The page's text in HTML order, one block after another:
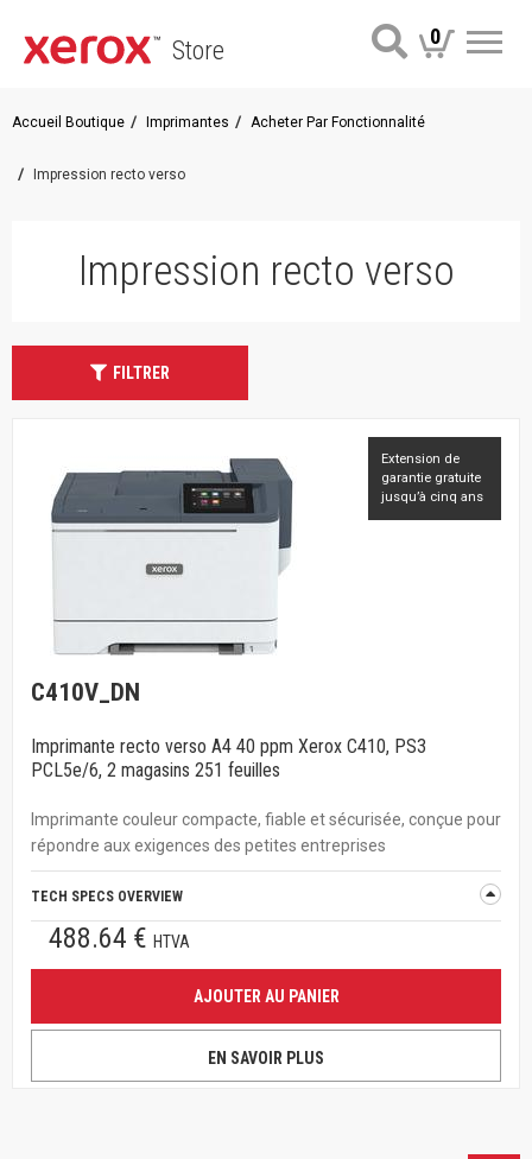
Store 0
Accueil Boutique Imprimantes Acheter Par Fonctionnalité
Impression recto verso
Impression recto verso
FILTRER
Extension de
garantie gratuite
jusqu’à cinq ans
C410V_DN
Imprimante recto verso A4 40 ppm Xerox C410, PS3
PCL5e/6, 2 magasins 251 feuilles
Imprimante couleur compacte, fiable et sécurisée, conçue pour
répondre aux exigences des petites entreprises
TECH SPECS OVERVIEW
488.64 € HTVA
AJOUTER AU PANIER
EN SAVOIR PLUS